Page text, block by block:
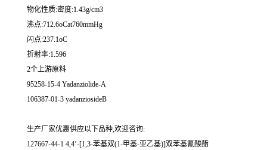
物化性质:密度:1.43g/cm3
沸点:712.6oCat760mmHg
闪点:237.1oC
折射率:1.596
2个上游原料
95258-15-4 Yadanziolide-A
106387-01-3 yadanziosideB
生产厂家优惠供应以下品种,欢迎咨询:
127667-44-1 4,4’-[1,3-苯基双(1-甲基-亚乙基)]双苯基氰酸酯